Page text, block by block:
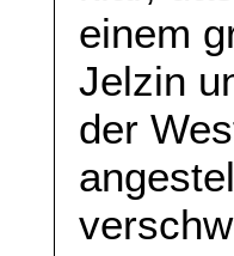
einem
Jelzin
der